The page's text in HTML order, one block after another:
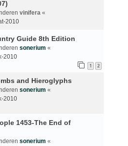
vinifera«
2010
Guide 8th Edition
sonerium «
2010
1 2
and Hieroglyphs
sonerium «
2010
1453-The End of
sonerium «